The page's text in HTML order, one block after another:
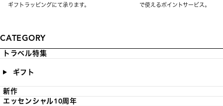
ギフトラッピングにて承ります。
で使えるポイントサービス。
CATEGORY
トラベル特集
ギフト
新作
エッセンシャル10周年